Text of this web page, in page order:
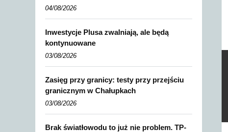
04/08/2026
Inwestycje Plusa zwalniają, ale będą
kontynuowane
03/08/2026
Zasięg przy granicy: testy przy przejściu
granicznym w Chałupkach
03/08/2026
Brak światłowodu to już nie problem. TP-